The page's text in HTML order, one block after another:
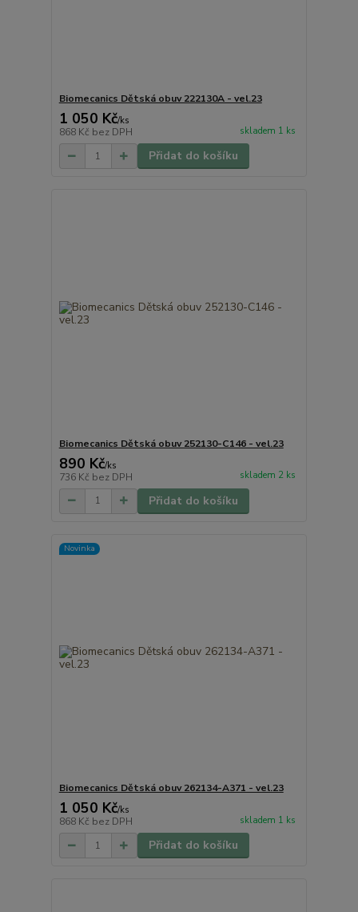
Biomecanics Dětská obuv 222130A - vel.23
1 050 Kč/ks
868 Kč bez DPH skladem 1 ks
Přidat do košíku
Biomecanics Dětská obuv 252130-C146 - vel.23
890 Kč/ks
736 Kč bez DPH skladem 2 ks
Přidat do košíku
Novinka
Biomecanics Dětská obuv 262134-A371 - vel.23
1 050 Kč/ks
868 Kč bez DPH skladem 1 ks
Přidat do košíku